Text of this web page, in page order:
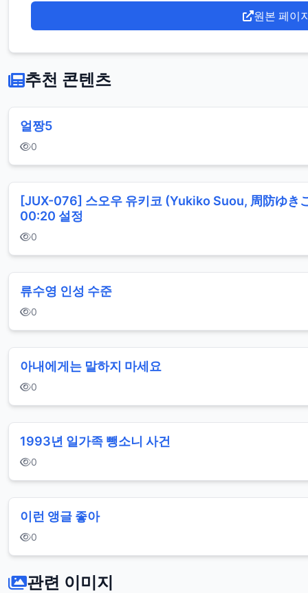
원본 페이
추천 콘텐츠
얼짱5
0
[JUX-076] 스오우 유키코 (Yukiko Suou, 周防ゆきこ), 5월 신작 AV 작품_
00:20 설정
0
류수영 인성 수준
0
아내에게는 말하지 마세요
0
1993년 일가족 뺑소니 사건
0
이런 앵글 좋아
0
관련 이미지